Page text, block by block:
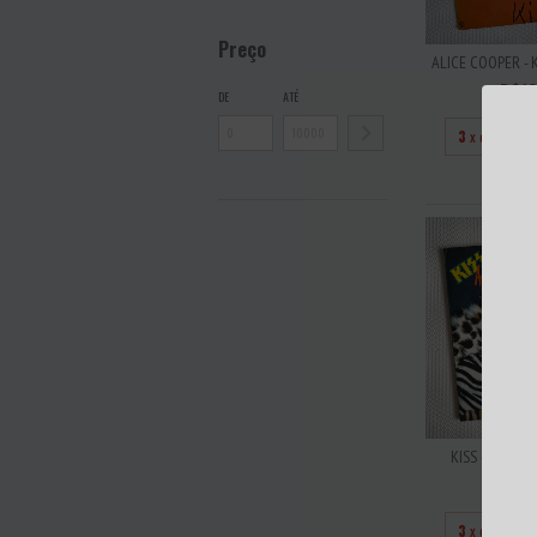
Preço
DE ATÉ
ALICE COOPER -
3 x de
KISS -
3 x de